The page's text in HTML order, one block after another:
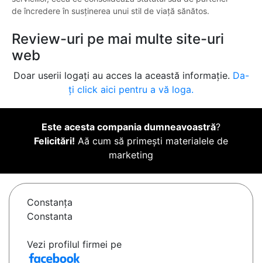
de încredere în susținerea unui stil de viață sănătos.
Review-uri pe mai multe site-uri
web
Doar userii logați au acces la această informație. Da-
ți click aici pentru a vă loga.
Este acesta compania dumneavoastră?
Felicitări! Aă cum să primești materialele de
marketing
Constanţa
Constanta
Vezi profilul firmei pe